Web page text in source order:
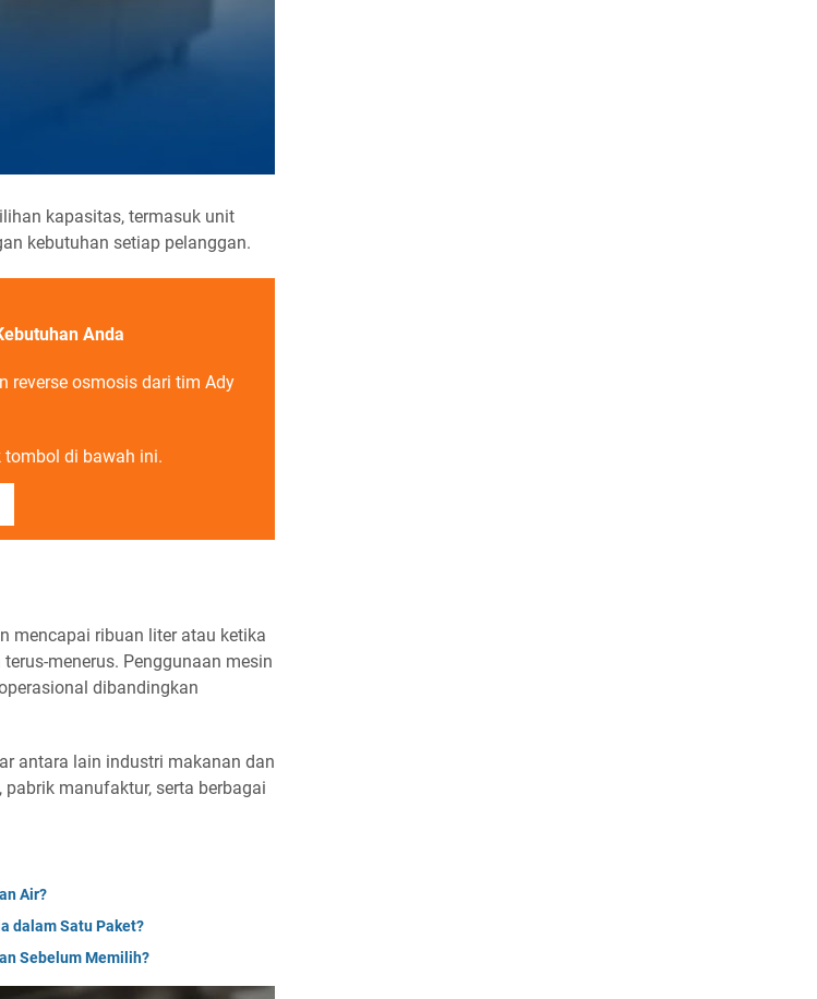
kapasitas, termasuk unit
kebutuhan setiap pelanggan.
Anda
reverse osmosis dari tim Ady
di bawah ini.
mencapai ribuan liter atau ketika
menerus. Penggunaan mesin
dibandingkan
antara lain industri makanan dan
manufaktur, serta berbagai
Air?
dalam Satu Paket?
Sebelum Memilih?